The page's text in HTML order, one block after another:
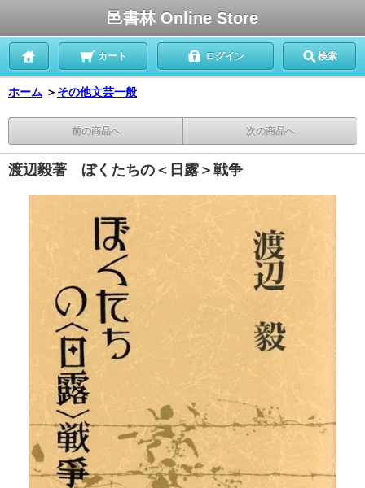
邑書林 Online Store
カート ログイン 検索
ホーム ＞ その他文芸一般
前の商品へ 次の商品へ
渡辺毅著 ぼくたちの＜日露＞戦争